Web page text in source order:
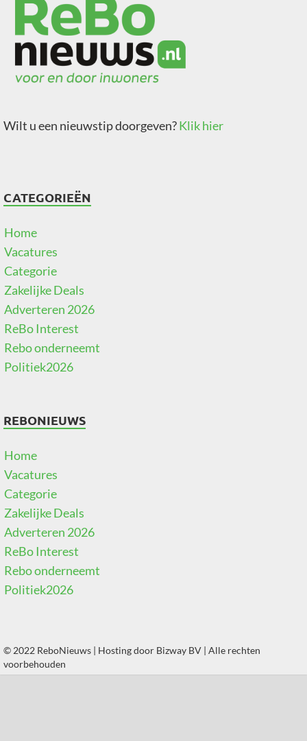
Wilt u een nieuwstip doorgeven?Klik hier
CATEGORIEËN
Home
Vacatures
Categorie
Zakelijke Deals
Adverteren 2026
ReBo Interest
Rebo onderneemt
Politiek2026
REBONIEUWS
Home
Vacatures
Categorie
Zakelijke Deals
Adverteren 2026
ReBo Interest
Rebo onderneemt
Politiek2026
© 2022 ReboNieuws | Hosting door Bizway BV | Alle rechten
voorbehouden